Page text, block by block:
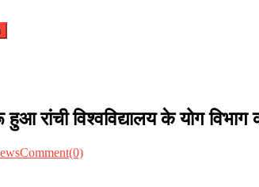
रांची विश्वविद्यालय के योग विभाग
Comment(0)